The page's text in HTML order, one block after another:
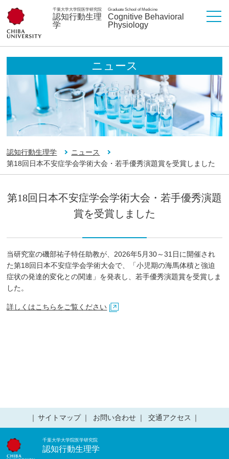
千葉大学大学院医学研究院
認知行動生理
学
Graduate School of Medicine
Cognitive Behavioral
Physiology
ニュース
認知行動生理学
ニュース
第18回日本不安症学会学術大会・若手優秀演題賞を受賞しました
第18回日本不安症学会学術大会・若手優秀演題
賞を受賞しました
当研究室の磯部祐子特任助教が、2026年5月30～31日に開催され
た第18回日本不安症学会学術大会で、「小児期の海馬体積と強迫
症状の発達的変化との関連」を発表し、若手優秀演題賞を受賞しま
した。
詳しくはこちらをご覧ください
サイトマップ お問い合わせ 交通アクセス
千葉大学大学院医学研究院
認知行動生理学